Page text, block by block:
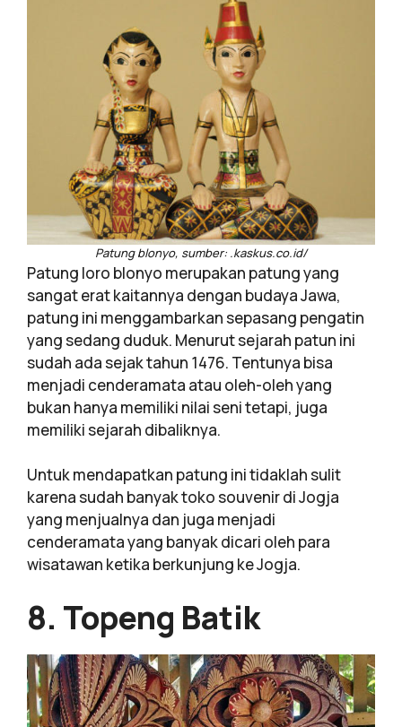
Patung blonyo, sumber: .kaskus.co.id/
Patung loro blonyo merupakan patung yang
sangat erat kaitannya dengan budaya Jawa,
patung ini menggambarkan sepasang pengatin
yang sedang duduk. Menurut sejarah patun ini
sudah ada sejak tahun 1476. Tentunya bisa
menjadi cenderamata atau oleh-oleh yang
bukan hanya memiliki nilai seni tetapi, juga
memiliki sejarah dibaliknya.
Untuk mendapatkan patung ini tidaklah sulit
karena sudah banyak toko souvenir di Jogja
yang menjualnya dan juga menjadi
cenderamata yang banyak dicari oleh para
wisatawan ketika berkunjung ke Jogja.
8. Topeng Batik